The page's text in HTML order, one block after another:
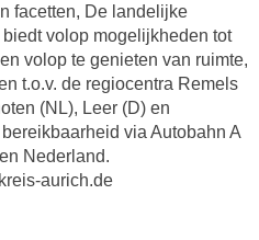
facetten, De landelijke
volop mogelijkheden tot
volop te genieten van ruimte,
t.o.v. de regiocentra Remels
(NL), Leer (D) en
via Autobahn A
Nederland.
aurich.de